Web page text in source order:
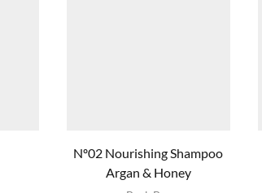
Nº02 Nourishing Shampoo
Argan & Honey
Dit product